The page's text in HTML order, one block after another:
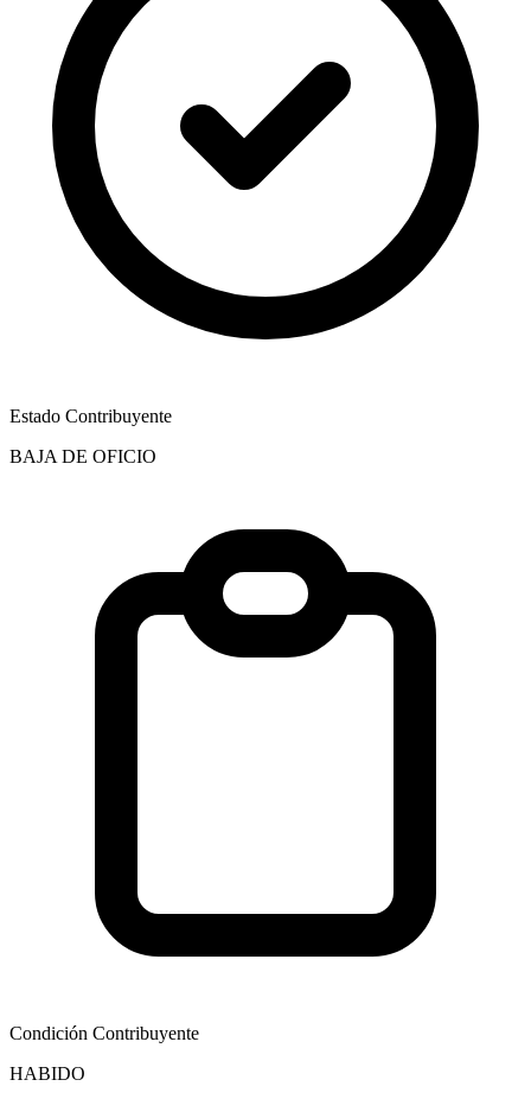
Estado Contribuyente
BAJA DE OFICIO
Condición Contribuyente
HABIDO